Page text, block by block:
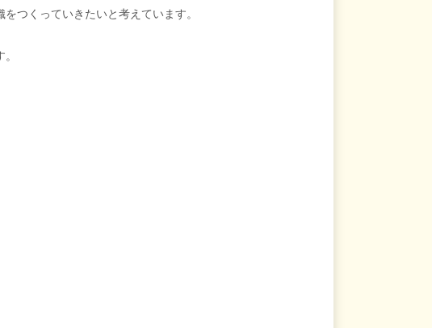
つくっていきたいと考えています。